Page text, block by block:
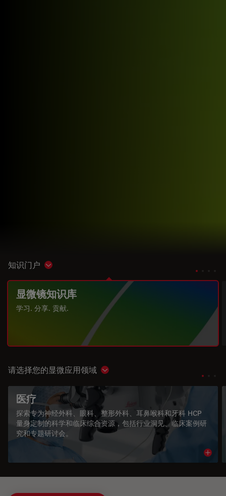
知识门户 Show subnavigation
显微镜知识库
学习. 分享. 贡献.
请选择您的显微应用领域 Show subnavigation
医疗
探索专为神经外科、眼科、整形外科、耳鼻喉科和牙科 HCP
量身定制的科学和临床综合资源，包括行业洞见、临床案例研
究和专题研讨会。